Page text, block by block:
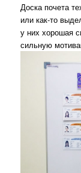
Доска почета
или как-то
у них хорошая
сильную